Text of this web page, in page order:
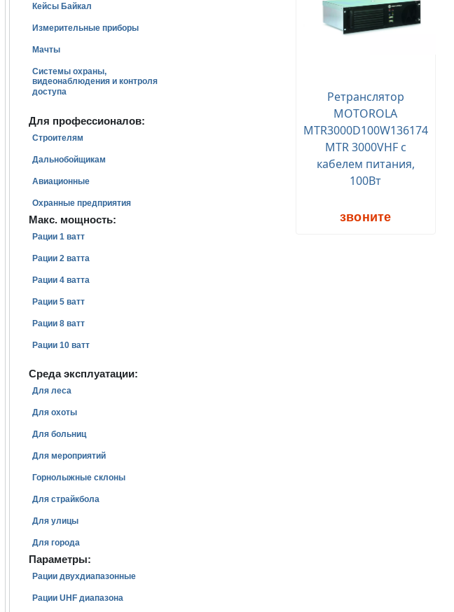
Кейсы Байкал
Измерительные приборы
Мачты
Системы охраны,
видеонаблюдения и контроля
доступа
Для профессионалов:
Строителям
Дальнобойщикам
Авиационные
Охранные предприятия
Макс. мощность:
Рации 1 ватт
Рации 2 ватта
Рации 4 ватта
Рации 5 ватт
Рации 8 ватт
Рации 10 ватт
Среда эксплуатации:
Для леса
Для охоты
Для больниц
Для мероприятий
Горнолыжные склоны
Для страйкбола
Для улицы
Для города
Параметры:
Рации двухдиапазонные
Рации UHF диапазона
Ретранслятор
MOTOROLA
MTR3000D100W136174
MTR 3000VHF с
кабелем питания,
100Вт
звоните